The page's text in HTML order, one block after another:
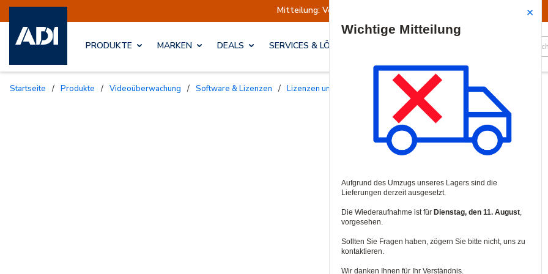
Mitteilung: Versand ausgesetzt
PRODUKTE MARKEN DEALS SERVICES & LÖSUNGEN
Startseite / Produkte / Videoüberwachung / Software & Lizenzen / Lizenzen und Garantien